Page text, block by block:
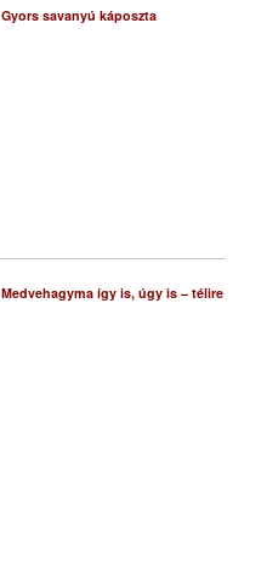
Gyors savanyú káposzta
Medvehagyma így is, úgy is – télire